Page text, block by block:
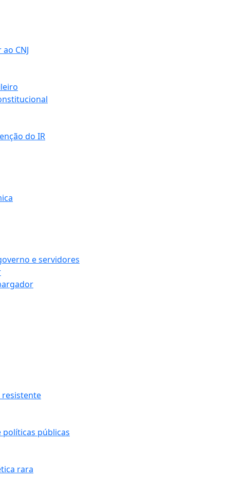
CNJ
do IR
e servidores
políticas públicas
rara